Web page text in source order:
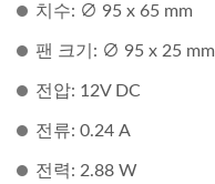
치수: ∅ 95 x 65 mm
팬 크기: ∅ 95 x 25 mm
전압: 12V DC
전류: 0.24 A
전력: 2.88 W